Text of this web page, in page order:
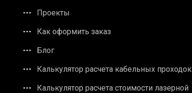
Проекты
Как оформить заказ
Блог
Калькулятор расчета кабельных проходок
Калькулятор расчета стоимости лазерной